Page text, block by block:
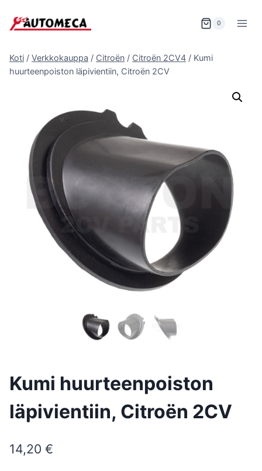
sisältöön
0
Koti / Verkkokauppa / Citroën / Citroën 2CV4 / Kumi
huurteenpoiston läpivientiin, Citroën 2CV
Kumi huurteenpoiston
läpivientiin, Citroën 2CV
14,20 €